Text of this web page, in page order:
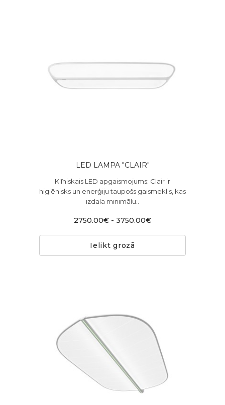
LED LAMPA "CLAIR"
Klīniskais LED apgaismojums: Clair ir
higiēnisks un enerģiju taupošs gaismeklis, kas
izdala minimālu..
2750.00€ - 3750.00€
Ielikt grozā